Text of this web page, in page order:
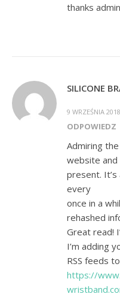
thanks admin
SILICONE
9 WRZEŚNIA
ODPOWIEDZ
Admiring
website and
present.
every
once in a
rehashed
Great read!
I’m adding
RSS feeds
https://